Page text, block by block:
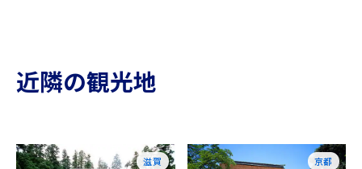
近隣の観光地
滋賀 京都